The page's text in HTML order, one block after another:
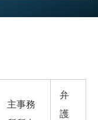
主事務
弁
護